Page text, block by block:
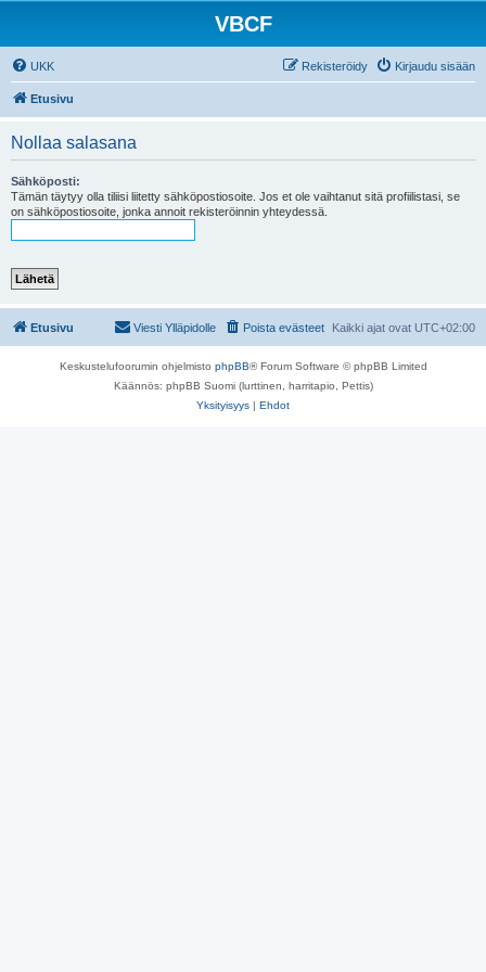
VBCF
UKK Kirjaudu sisään
Rekisteröidy
Etusivu
Nollaa salasana
Sähköposti:
Tämän täytyy olla tiliisi liitetty sähköpostiosoite. Jos et ole vaihtanut sitä profiilistasi, se
on sähköpostiosoite, jonka annoit rekisteröinnin yhteydessä.
Etusivu Kaikki ajat ovat UTC+02:00
Poista evästeet
Viesti Ylläpidolle
Keskustelufoorumin ohjelmisto phpBB® Forum Software © phpBB Limited
Käännös: phpBB Suomi (lurttinen, harritapio, Pettis)
Yksityisyys | Ehdot